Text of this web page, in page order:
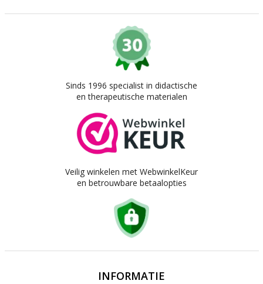
Sinds 1996 specialist in didactische
en therapeutische materialen
Veilig winkelen met WebwinkelKeur
en betrouwbare betaalopties
INFORMATIE